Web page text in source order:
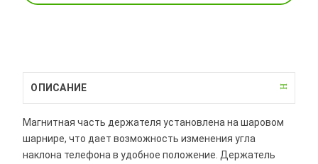
ОПИСАНИЕ
Магнитная часть держателя установлена на шаровом
шарнире, что дает возможность изменения угла
наклона телефона в удобное положение. Держатель